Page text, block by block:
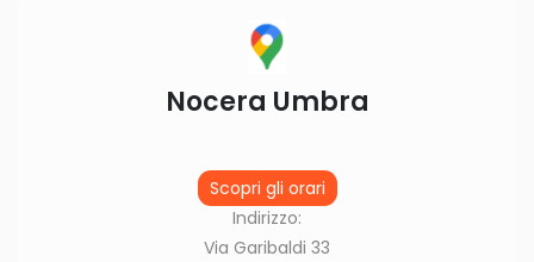
Nocera Umbra
Scopri gli orari
Indirizzo:
Via Garibaldi 33